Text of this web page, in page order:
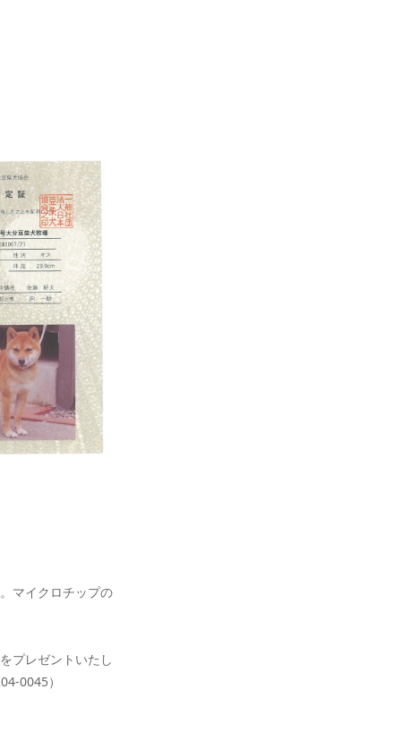
マイクロチップの
プレゼントいたし
0045）